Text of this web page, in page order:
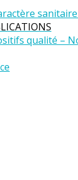
qualité –